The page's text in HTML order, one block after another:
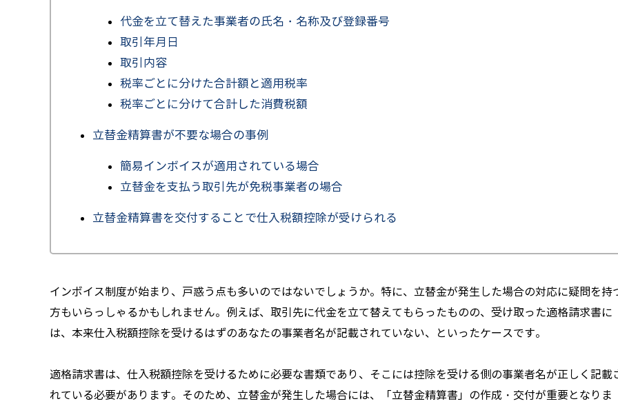
代金を立て替えた事業者の氏名・名称及び登録番号
取引年月日
取引内容
税率ごとに分けた合計額と適用税率
税率ごとに分けて合計した消費税額
立替金精算書が不要な場合の事例
簡易インボイスが適用されている場合
立替金を支払う取引先が免税事業者の場合
立替金精算書を交付することで仕入税額控除が受けられる
インボイス制度が始まり、戸惑う点も多いのではないでしょうか。特に、立替金が発生した場合の対応に疑問を持
方もいらっしゃるかもしれません。例えば、取引先に代金を立て替えてもらったものの、受け取った適格請求書に
は、本来仕入税額控除を受けるはずのあなたの事業者名が記載されていない、といったケースです。
適格請求書は、仕入税額控除を受けるために必要な書類であり、そこには控除を受ける側の事業者名が正しく記載
れている必要があります。そのため、立替金が発生した場合には、「立替金精算書」の作成・交付が重要となりま